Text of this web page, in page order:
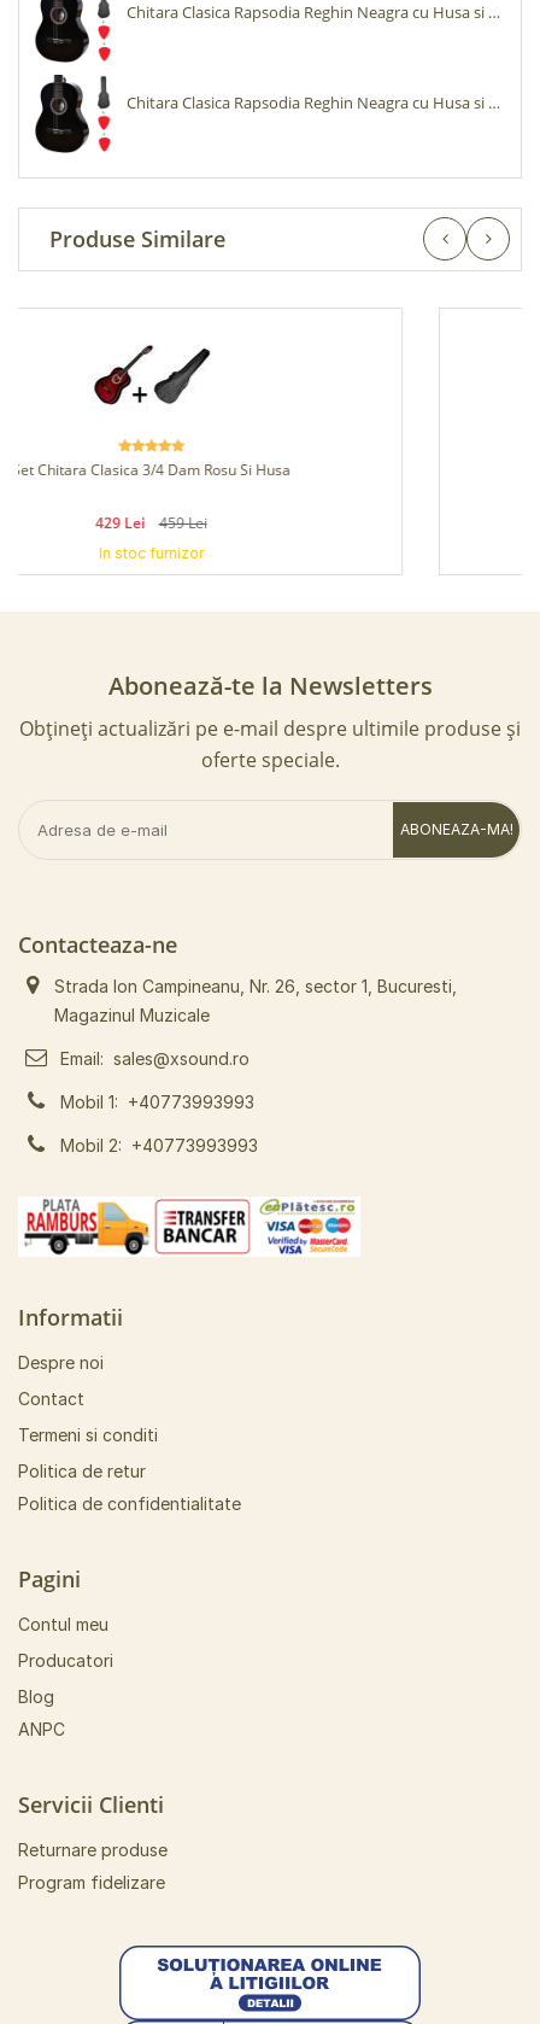
Chitara Clasica Rapsodia Reghin Neagra cu Husa si Pene
Chitara Clasica Rapsodia Reghin Neagra cu Husa si Pene
Produse Similare
Chitara Clasica Dam Neagra 4/4
Abonează-te la Newsletters
Obțineți actualizări pe e-mail despre ultimile produse și
oferte speciale.
ABONEAZA-MA!
Contacteaza-ne
Strada Ion Campineanu, Nr. 26, sector 1, Bucuresti,
Magazinul Muzicale
Email: sales@xsound.ro
Mobil 1: +40773993993
Mobil 2: +40773993993
Informatii
Despre noi
Contact
Termeni si conditi
Politica de retur
Politica de confidentialitate
Pagini
Contul meu
Producatori
Blog
ANPC
Servicii Clienti
Returnare produse
Program fidelizare